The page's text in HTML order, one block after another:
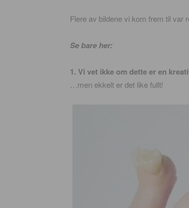
Flere av bildene vi kom frem til var
Se bare her:
1. Vi vet ikke om dette er en
…men ekkelt er det like fullt!